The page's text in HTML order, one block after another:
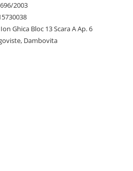
2003
Ghica Bloc 13 Scara A Ap. 6
Dambovita